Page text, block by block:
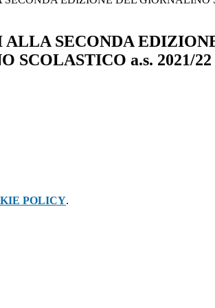
ALLA SECONDA
SCOLASTICO a.s. 2021/22
POLICY.